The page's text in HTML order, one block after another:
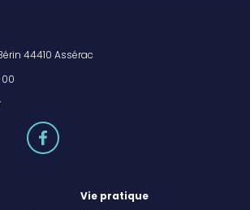
44410 Assérac
00
facebook
Vie pratique